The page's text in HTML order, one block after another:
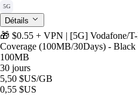
5G
Détails
🎁 $0.55 + VPN | [5G] Vodafone/
Coverage (100MB/30Days) - Black
100MB
30 jours
5,50 $US/GB
0,55 $US